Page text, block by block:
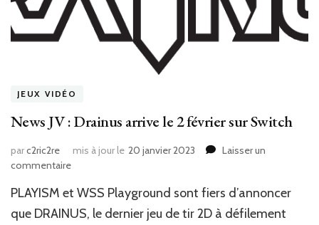
JEUX VIDÉO
News JV : Drainus arrive le 2 février sur Switch
parc2ric2re mis à jour le 20 janvier 2023
Laisser un
commentairesur
JV
:
PLAYISM et WSS Playground sont fiers d’annoncer
que DRAINUS, le dernier jeu de tir 2D à défilement